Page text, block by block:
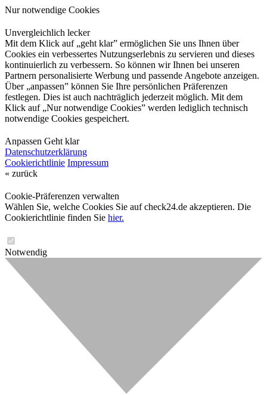
Nur notwendige Cookies
Unvergleichlich lecker
Mit dem Klick auf „geht klar” ermöglichen Sie uns Ihnen über
Cookies ein verbessertes Nutzungserlebnis zu servieren und dieses
kontinuierlich zu verbessern. So können wir Ihnen bei unseren
Partnern personalisierte Werbung und passende Angebote anzeigen.
Über „anpassen” können Sie Ihre persönlichen Präferenzen
festlegen. Dies ist auch nachträglich jederzeit möglich. Mit dem
Klick auf „Nur notwendige Cookies” werden lediglich technisch
notwendige Cookies gespeichert.
Anpassen Geht klar
Datenschutzerklärung
Cookierichtlinie Impressum
« zurück
Cookie-Präferenzen verwalten
Wählen Sie, welche Cookies Sie auf check24.de akzeptieren. Die
Cookierichtlinie finden Sie hier.
Notwendig